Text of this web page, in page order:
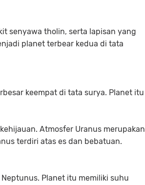
senyawa tholin, serta lapisan yang
planet terbear kedua di tata
keempat di tata surya. Planet itu
Atmosfer Uranus merupakan
terdiri atas es dan bebatuan.
Planet itu memiliki suhu